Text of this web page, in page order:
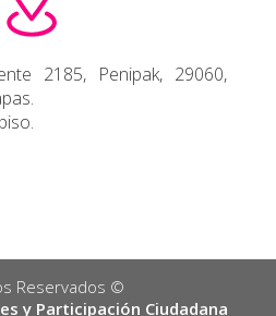
2185, Penipak, 29060,
Reservados ©️
y Participación Ciudadana